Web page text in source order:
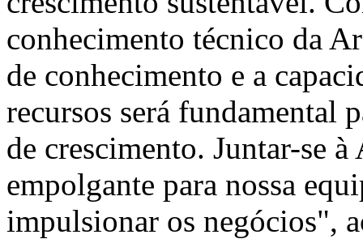
conhecimento técnico da
de conhecimento e a
recursos será fundamental
de crescimento. Juntar-se
empolgante para nossa
impulsionar os negócios",